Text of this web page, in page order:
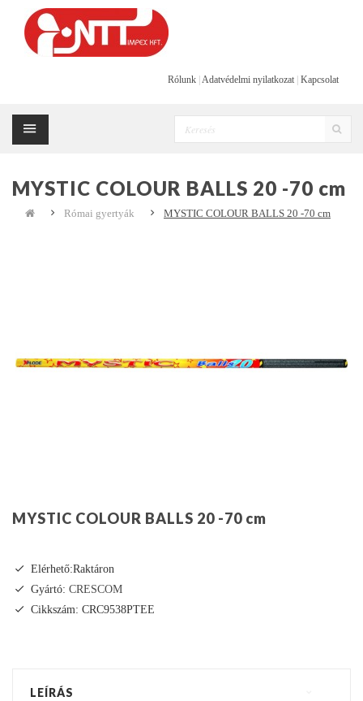
Rólunk Adatvédelmi nyilatkozat Kapcsolat
MYSTIC COLOUR BALLS 20 -70 cm
Római gyertyák MYSTIC COLOUR BALLS 20 -70 cm
MYSTIC COLOUR BALLS 20 -70 cm
Elérhető:Raktáron
Gyártó: CRESCOM
Cikkszám: CRC9538PTEE
LEÍRÁS